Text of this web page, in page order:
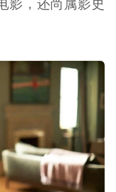
影，还尚属影史